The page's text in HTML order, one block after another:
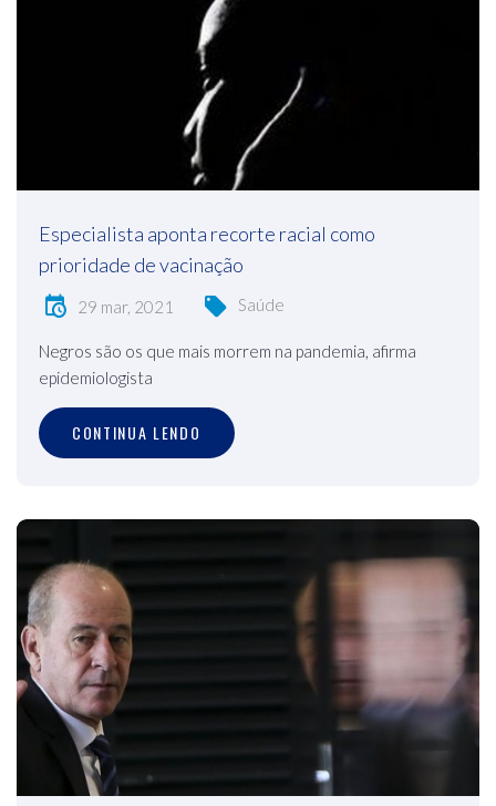
Especialista aponta recorte racial como
prioridade de vacinação
29 mar, 2021 Saúde
Negros são os que mais morrem na pandemia, afirma
epidemiologista
CONTINUA LENDO